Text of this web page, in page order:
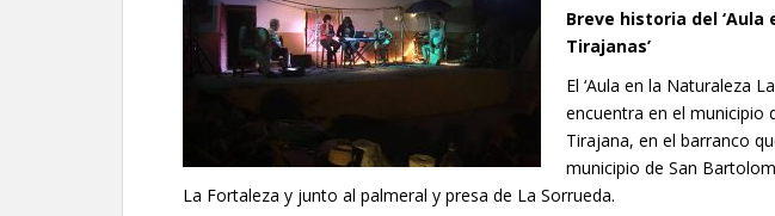
Breve historia del ‘Aula
Tirajanas’
El ‘Aula en la Naturaleza
encuentra en el municipio
Tirajana, en el barranco
municipio de San
La Fortaleza y junto al palmeral y presa de La Sorrueda.